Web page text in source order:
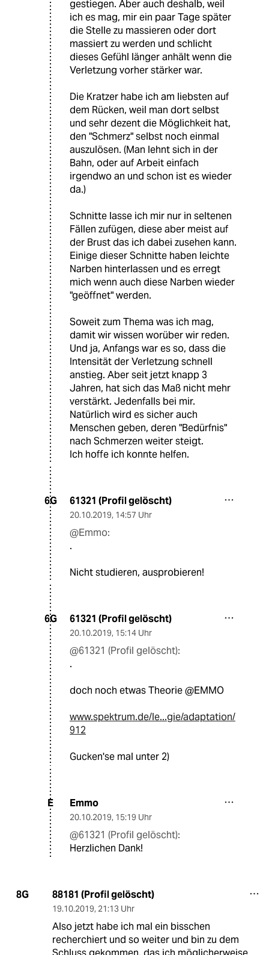
gestiegen. Aber auch deshalb, weil
ich es mag, mir ein paar Tage später
die Stelle zu massieren oder dort
massiert zu werden und schlicht
dieses Gefühl länger anhält wenn die
Verletzung vorher stärker war.
Die Kratzer habe ich am liebsten auf
dem Rücken, weil man dort selbst
und sehr dezent die Möglichkeit hat,
den "Schmerz" selbst noch einmal
auszulösen. (Man lehnt sich in der
Bahn, oder auf Arbeit einfach
irgendwo an und schon ist es wieder
da.)
Schnitte lasse ich mir nur in seltenen
Fällen zufügen, diese aber meist auf
der Brust das ich dabei zusehen kann.
Einige dieser Schnitte haben leichte
Narben hinterlassen und es erregt
mich wenn auch diese Narben wieder
"geöffnet" werden.
Soweit zum Thema was ich mag,
damit wir wissen worüber wir reden.
Und ja, Anfangs war es so, dass die
Intensität der Verletzung schnell
anstieg. Aber seit jetzt knapp 3
Jahren, hat sich das Maß nicht mehr
verstärkt. Jedenfalls bei mir.
Natürlich wird es sicher auch
Menschen geben, deren "Bedürfnis"
nach Schmerzen weiter steigt.
Ich hoffe ich konnte helfen.
6G 61321 (Profil gelöscht)
20.10.2019, 14:57 Uhr
@Emmo:
.
Nicht studieren, ausprobieren!
6G 61321 (Profil gelöscht)
20.10.2019, 15:14 Uhr
@61321 (Profil gelöscht):
.
doch noch etwas Theorie @EMMO
www.spektrum.de/le...gie/adaptation/
912
Gucken'se mal unter 2)
E Emmo
20.10.2019, 15:19 Uhr
@61321 (Profil gelöscht):
Herzlichen Dank!
8G 88181 (Profil gelöscht)
19.10.2019, 21:13 Uhr
Also jetzt habe ich mal ein bisschen
recherchiert und so weiter und bin zu dem